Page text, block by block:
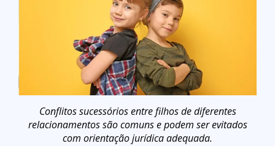
Conflitos sucessórios entre filhos de diferentes
relacionamentos são comuns e podem ser evitados
com orientação jurídica adequada.